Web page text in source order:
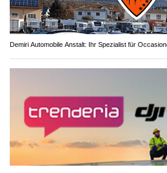
Demiri Automobile Anstalt: Ihr Spezialist für